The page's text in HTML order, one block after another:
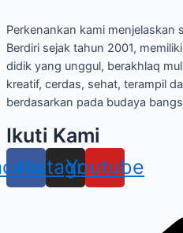
Perkenankan kami menjelaskan
Berdiri sejak tahun 2001,
didik yang unggul, berakhlaq
kreatif, cerdas, sehat, terampil
berdasarkan pada budaya
Ikuti Kami
Instagram
Youtube